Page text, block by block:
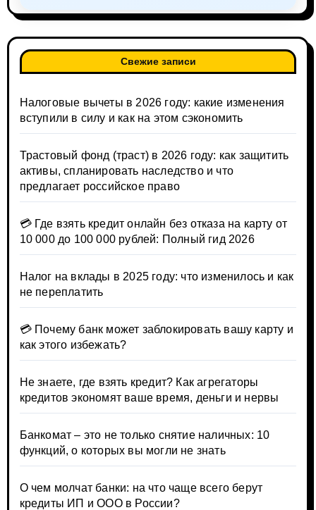
Свежие записи
Налоговые вычеты в 2026 году: какие изменения
вступили в силу и как на этом сэкономить
Трастовый фонд (траст) в 2026 году: как защитить
активы, спланировать наследство и что
предлагает российское право
💳 Где взять кредит онлайн без отказа на карту от
10 000 до 100 000 рублей: Полный гид 2026
Налог на вклады в 2025 году: что изменилось и как
не переплатить
💳 Почему банк может заблокировать вашу карту и
как этого избежать?
Не знаете, где взять кредит? Как агрегаторы
кредитов экономят ваше время, деньги и нервы
Банкомат – это не только снятие наличных: 10
функций, о которых вы могли не знать
О чем молчат банки: на что чаще всего берут
кредиты ИП и ООО в России?